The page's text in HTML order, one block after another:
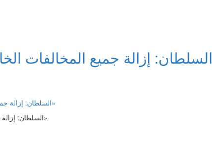
السلطان: إزالة جميع المخالفات
السلطان: إزالة جميع المخالفات الخاصة بالشموع والدفايات بـ «التربية»